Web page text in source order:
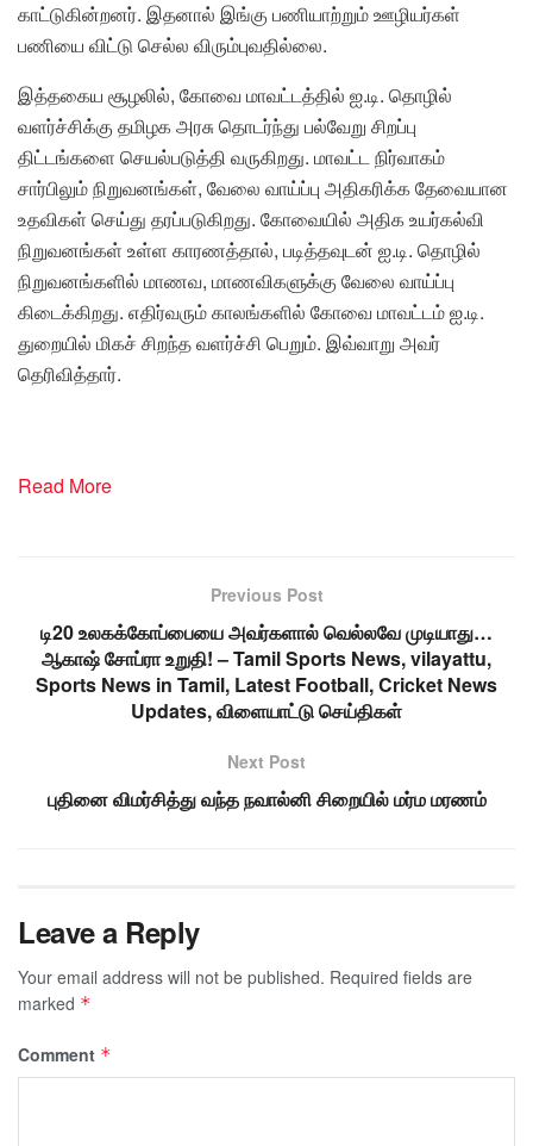
காட்டுகின்றனர். இதனால் இங்கு பணியாற்றும் ஊழியர்கள்
பணியை விட்டு செல்ல விரும்புவதில்லை.
இத்தகைய சூழலில், கோவை மாவட்டத்தில் ஐ.டி. தொழில்
வளர்ச்சிக்கு தமிழக அரசு தொடர்ந்து பல்வேறு சிறப்பு
திட்டங்களை செயல்படுத்தி வருகிறது. மாவட்ட நிர்வாகம்
சார்பிலும் நிறுவனங்கள், வேலை வாய்ப்பு அதிகரிக்க தேவையான
உதவிகள் செய்து தரப்படுகிறது. கோவையில் அதிக உயர்கல்வி
நிறுவனங்கள் உள்ள காரணத்தால், படித்தவுடன் ஐ.டி. தொழில்
நிறுவனங்களில் மாணவ, மாணவிகளுக்கு வேலை வாய்ப்பு
கிடைக்கிறது. எதிர்வரும் காலங்களில் கோவை மாவட்டம் ஐ.டி.
துறையில் மிகச் சிறந்த வளர்ச்சி பெறும். இவ்வாறு அவர்
தெரிவித்தார்.
Read More
Previous Post
டி20 உலகக்கோப்பையை அவர்களால் வெல்லவே முடியாது…
ஆகாஷ் சோப்ரா உறுதி! – Tamil Sports News, vilayattu,
Sports News in Tamil, Latest Football, Cricket News
Updates, விளையாட்டு செய்திகள்
Next Post
புதினை விமர்சித்து வந்த நவால்னி சிறையில் மர்ம மரணம்
Leave a Reply
Your email address will not be published. Required fields are
marked *
Comment *